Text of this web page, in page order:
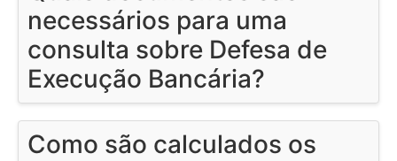
necessários para uma
consulta sobre Defesa de
Execução Bancária?
Como são calculados os